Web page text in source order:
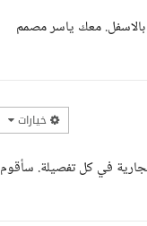
معك ياسر مصمم
خيارات
في كل تفصيلة. سأقوم